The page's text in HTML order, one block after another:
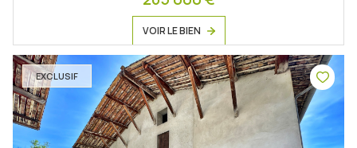
VOIR LE BIEN
EXCLUSIF